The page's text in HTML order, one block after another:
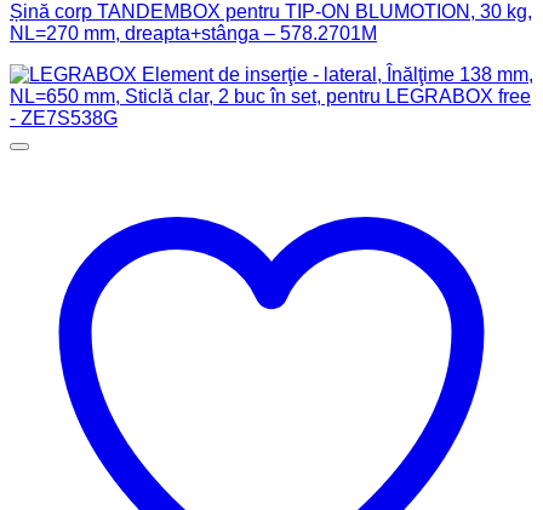
Șină corp TANDEMBOX pentru TIP-ON BLUMOTION, 30 kg,
NL=270 mm, dreapta+stânga – 578.2701M